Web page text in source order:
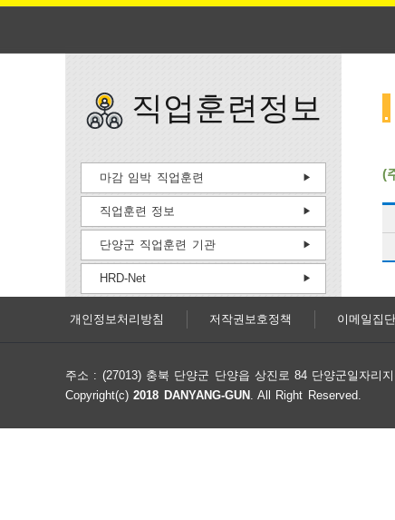
(
직업훈련정보
마감 임박 직업훈련
직업훈련 정보
단양군 직업훈련 기관
HRD-Net
개인정보처리방침 저작권보호정책 이메일집
주소 : (27013) 충북 단양군 단양읍 상진로 84 단양군일자리지
Copyright(c)2018 DANYANG-GUN . All Right Reserved.